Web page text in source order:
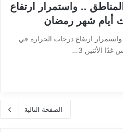
.. واستمرار ارتفاع
أيام شهر رمضان
ارتفاع درجات الحرارة في
الأثنين 3…
الصفحة التالية